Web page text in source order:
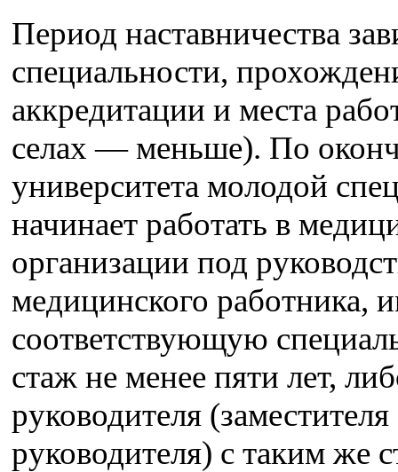
Период наставничества
специальности,
аккредитации и места
селах — меньше). По
университета молодой
начинает работать в
организации под
медицинского работника,
соответствующую
стаж не менее пяти лет,
руководителя (заместителя
руководителя) с таким же